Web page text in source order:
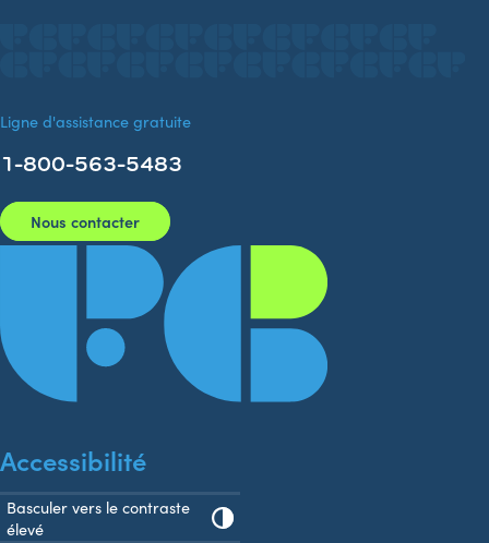
Accessibilité
Basculer vers le contraste
élevé
Ligne d'assistance gratuite
1-800-563-5483
Nous contacter